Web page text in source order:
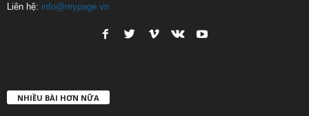
Liên hệ: info@mypage.vn
NHIỀU BÀI HƠN NỮA